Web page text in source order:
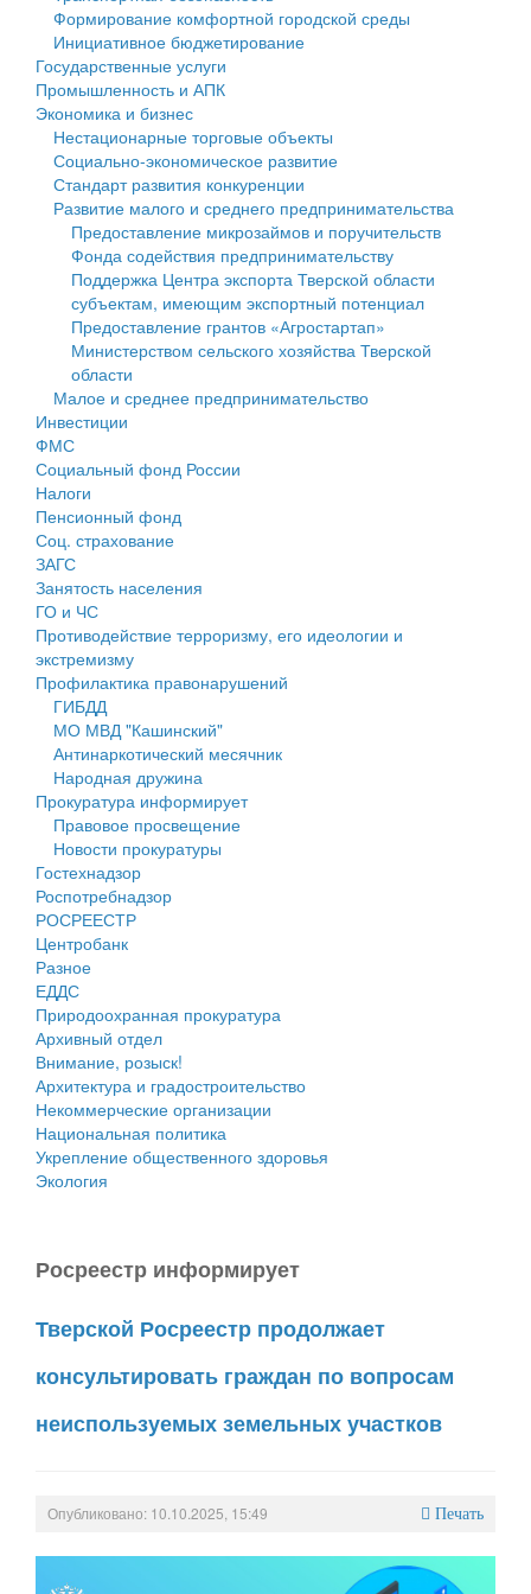
Государственные услуги
Промышленность и АПК
Экономика и бизнес
Символика
Устав
Гостям округа
Туризм
Культура
Образование
Здравоохранение
Социальная защита
Фотоальбом
муниципального округа Тверской области
Администрация Кашинского муниципального округа
Тверской области
Управление сельскими территориями
Открытые данные
Работа с обращениями граждан
Муниципальный контроль
Муниципальные услуги
Проекты административных регламентов
Антимонопольный комплаенс
Противодействие коррупции
Финансовое управление
Бюджет для граждан
Имущество
Выявление правообладателей ранее учтенных
объектов недвижимости
Имущественная поддержка субъектов малого и
среднего предпринимательства
Информационная поддержка субъектов малого и
среднего предпринимательства
Муниципальные программы
Контрольно-счетная палата
Персональные данные
Оценка регулирующего воздействия
Деятельность МУ
Нормативы градостроительного проектирования
Правила землепользования и застройки
Генеральные планы
Проекты планировки территории
Собрание депутатов
Городское поселение
Сельские поселения
Формирование комфортной городской среды
Инициативное бюджетирование
Государственные услуги
Промышленность и АПК
Экономика и бизнес
Нестационарные торговые объекты
Социально-экономическое развитие
Стандарт развития конкуренции
Развитие малого и среднего предпринимательства
Предоставление микрозаймов и поручительств
Фонда содействия предпринимательству
Поддержка Центра экспорта Тверской области
субъектам, имеющим экспортный потенциал
Предоставление грантов «Агростартап»
Министерством сельского хозяйства Тверской
области
Малое и среднее предпринимательство
Инвестиции
ФМС
Социальный фонд России
Налоги
Пенсионный фонд
Соц. страхование
ЗАГС
Занятость населения
ГО и ЧС
Противодействие терроризму, его идеологии и
экстремизму
Профилактика правонарушений
ГИБДД
МО МВД "Кашинский"
Антинаркотический месячник
Народная дружина
Прокуратура информирует
Правовое просвещение
Новости прокуратуры
Гостехнадзор
Роспотребнадзор
РОСРЕЕСТР
Центробанк
Разное
ЕДДС
Природоохранная прокуратура
Архивный отдел
Внимание, розыск!
Архитектура и градостроительство
Некоммерческие организации
Национальная политика
Укрепление общественного здоровья
Экология
Росреестр информирует
Тверской Росреестр продолжает
консультировать граждан по вопросам
неиспользуемых земельных участков
Опубликовано: 10.10.2025, 15:49 Печать